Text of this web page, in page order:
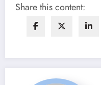
Share this content: